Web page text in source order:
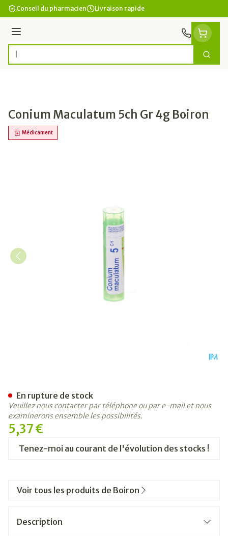
Aller au contenu
Conseil du pharmacien Livraison rapide
Menu
Rechercher
Conium Maculatum 5ch Gr 4g Boiron
Médicament
5,37 €
Tenez-moi au courant de l'évolution des stocks !
En rupture de stock
Veuillez nous contacter par téléphone ou par e-mail et nous
examinerons ensemble les possibilités.
Voir tous les produits de Boiron
Description